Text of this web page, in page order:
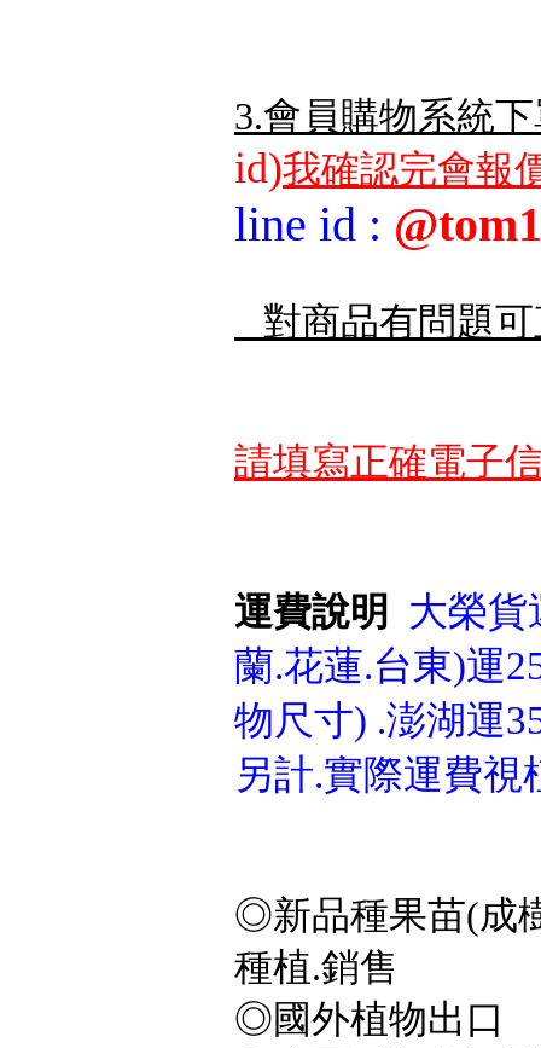
3.會員購物系統
id)我確認完會報
line id :
對商品有問題
請填寫正確電子
運費說明
大榮貨
蘭.花蓮.台東)運
物尺寸) .澎湖運
另計.實際運費
◎新品種果苗(成
種植.銷售
◎國外植物出口